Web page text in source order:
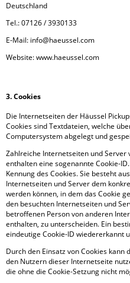
Deutschland
Tel.: 07126 / 3930133
E-Mail: info@haeussel.com
Website: www.haeussel.com
3. Cookies
Die Internetseiten der Häussel
Cookies sind Textdateien, welche
Computersystem abgelegt und
Zahlreiche Internetseiten und Server
enthalten eine sogenannte Cookie-
Kennung des Cookies. Sie besteht
Internetseiten und Server dem
werden können, in dem das Cookie
den besuchten Internetseiten und
betroffenen Person von anderen
enthalten, zu unterscheiden. Ein
eindeutige Cookie-ID wiedererkannt
Durch den Einsatz von Cookies kann
den Nutzern dieser Internetseite
die ohne die Cookie-Setzung nicht